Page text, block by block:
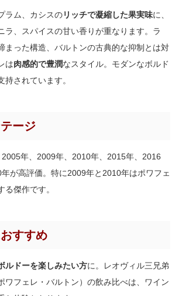
ラム、カシスのリッチで凝縮した果実味に、
ラ、スパイスの甘い香りが重なります。ラ
まった構造、バルトンの古典的な抑制とは対
は肉感的で豊潤なスタイル。モダンなボルド
持されています。
ージ
年、2009年、2010年、2015年、2016
が高評価。特に2009年と2010年はポワフェ
る傑作です。
すすめ
ルドーを楽しみたい方に。レオヴィル三兄弟
ワフェレ・バルトン）の飲み比べは、ワイン